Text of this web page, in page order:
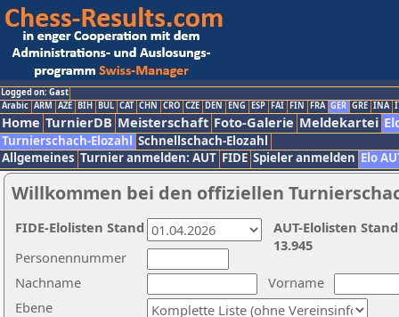
Logged on: Gast
Arabic ARM AZE BIH BUL CAT CHN CRO CZE DEN ENG ESP FAI FIN FRA GER GRE INA
Home TurnierDB Meisterschaft Foto-Galerie Meldekartei
Turnierschach-Elozahl Schnellschach-Elozahl
Allgemeines Turnier anmelden: AUT FIDE Spieler anmelden Elo
Willkommen bei den offiziellen
Nachname
Vorname
Ebene
Personennummer
AUT-Elolisten
13.945
FIDE-Elolisten Stand